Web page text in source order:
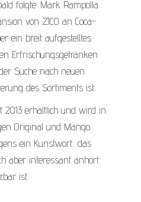
folgte. Mark Rampolla
von ZICO an Coca-
ein breit aufgestelltes
Erfrischungsgetränken
Suche nach neuen
des Sortiments ist.
2013 erhältlich und wird in
Original und Mango
ein Kunstwort, das
aber interessant anhört
ist.